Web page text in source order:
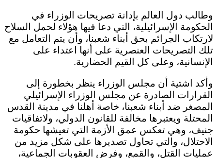
وطالب دول العالم بإدانة تصريحات الوزراء في
الحكومة الإسرائيلية، التي دعا فيها هؤلاء لحمل السلاح
لارتكاب الجرائم بحق أبناء شعبنا، وأن يتم التعامل مع
تلك التصريحات العنصرية على أنها اعتداء على
الإنسانية، وعلى كل القيم الحضارية.
وأكد اشتية أن مجلس الوزراء ينظر بخطورة إلى
القرارات الصادرة عن مجلس الوزراء الإسرائيلي
المصغر ضد أبناء شعبنا، خاصة أهلنا في مدينة القدس
المحتلة ويعتبرها مخالفة للقانون الدولي، ولاتفاقيات
جنيف، وهي تعكس عمق الأزمة التي تعيشها حكومة
الاحتلال، والتي تحاول تصديرها على شكل مزيد من
عمليات القتل، والقمع، وفرض العقوبات الجماعية،